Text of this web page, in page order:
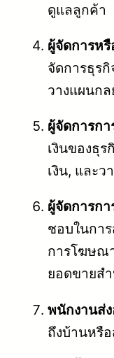
ดูแลลูกค้า
ผู้จัดการหรื
จัดการธุรกิ
วางแผนก
ผู้จัดการกา
เงินของธุ
เงิน, และ
ผู้จัดการก
ชอบในกา
การโฆษณ
ยอดขายส
พนักงานส่
ถึงบ้านหรื